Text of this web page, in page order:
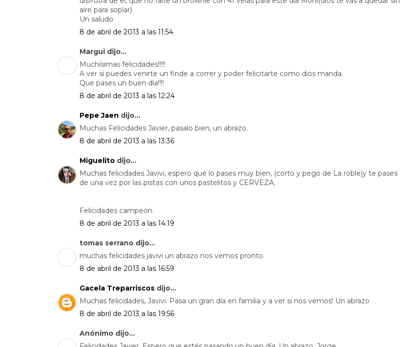
aire para soplar)
Un saludo
8 de abril de 2013 a las 11:54
Margui dijo...
Muchísimas felicidades!!!!!
A ver si puedes venirte un finde a correr y poder felicitarte como dios manda.
Que pases un buen día!!!!
8 de abril de 2013 a las 12:24
Pepe Jaen dijo...
Muchas Felicidades Javier, pasalo bien, un abrazo.
8 de abril de 2013 a las 13:36
Miguelito dijo...
Muchas felicidades Javivi, espero que lo pases muy bien, (corto y pego de La roble)y te pases
de una vez por las pistas con unos pastelitos y CERVEZA.
Felicidades campeón.
8 de abril de 2013 a las 14:19
tomas serrano dijo...
muchas felicidades javivi un abrazo nos vemos pronto
8 de abril de 2013 a las 16:59
Gacela Treparriscos dijo...
Muchas felicidades, Javivi. Pasa un gran día en familia y a ver si nos vemos! Un abrazo
8 de abril de 2013 a las 19:56
Anónimo dijo...